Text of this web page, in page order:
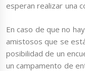
esperan realizar una
En caso de que no
amistosos que se
posibilidad de un
un campamento de